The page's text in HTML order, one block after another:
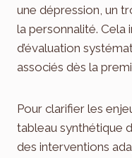
une dépression, un
la personnalité. Cela
d’évaluation
associés dès la
Pour clarifier les
tableau synthétique
des interventions